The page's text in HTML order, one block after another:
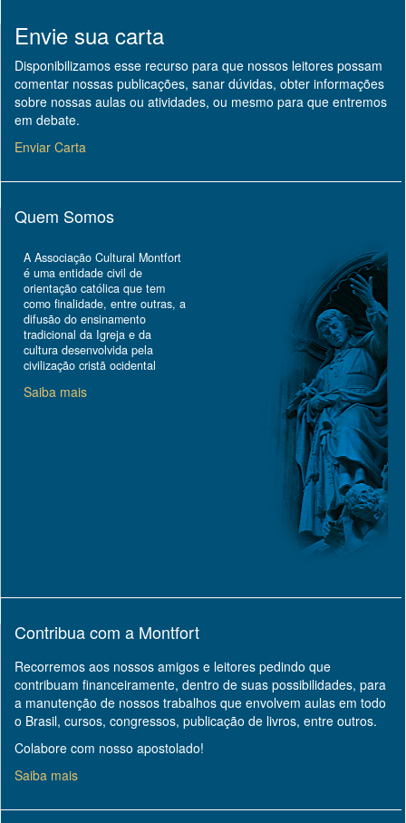
Envie sua carta
Disponibilizamos esse recurso para que nossos leitores possam
comentar nossas publicações, sanar dúvidas, obter informações
sobre nossas aulas ou atividades, ou mesmo para que entremos
em debate.
Enviar Carta
Quem Somos
A Associação Cultural Montfort
é uma entidade civil de
orientação católica que tem
como finalidade, entre outras, a
difusão do ensinamento
tradicional da Igreja e da
cultura desenvolvida pela
civilização cristã ocidental
Saiba mais
Contribua com a Montfort
Recorremos aos nossos amigos e leitores pedindo que
contribuam financeiramente, dentro de suas possibilidades, para
a manutenção de nossos trabalhos que envolvem aulas em todo
o Brasil, cursos, congressos, publicação de livros, entre outros.
Colabore com nosso apostolado!
Saiba mais